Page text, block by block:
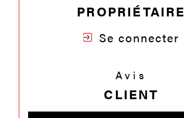
PROPRIÉTAIRE
Se connecter
Avis
CLIENT